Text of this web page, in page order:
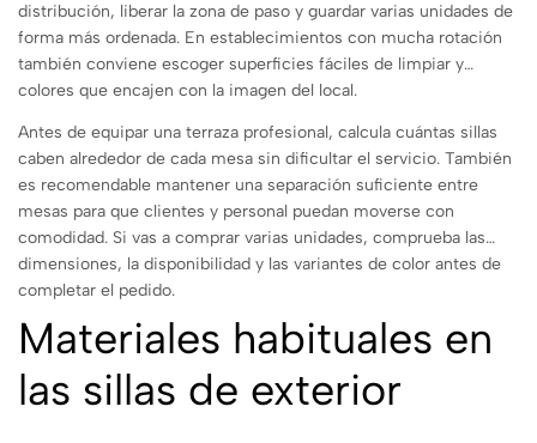
distribución, liberar la zona de paso y guardar varias unidades de
forma más ordenada. En establecimientos con mucha rotación
también conviene escoger superficies fáciles de limpiar y
colores que encajen con la imagen del local.
Antes de equipar una terraza profesional, calcula cuántas sillas
caben alrededor de cada mesa sin dificultar el servicio. También
es recomendable mantener una separación suficiente entre
mesas para que clientes y personal puedan moverse con
comodidad. Si vas a comprar varias unidades, comprueba las
dimensiones, la disponibilidad y las variantes de color antes de
completar el pedido.
Materiales habituales en
las sillas de exterior